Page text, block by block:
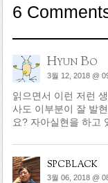
6
Hyun Bo
3월 12, 2018 @
읽으면서 이런 저런
사도 이부분이 잘 발
요? 자아실현을 하고
spcblack
3월 06, 2018 @